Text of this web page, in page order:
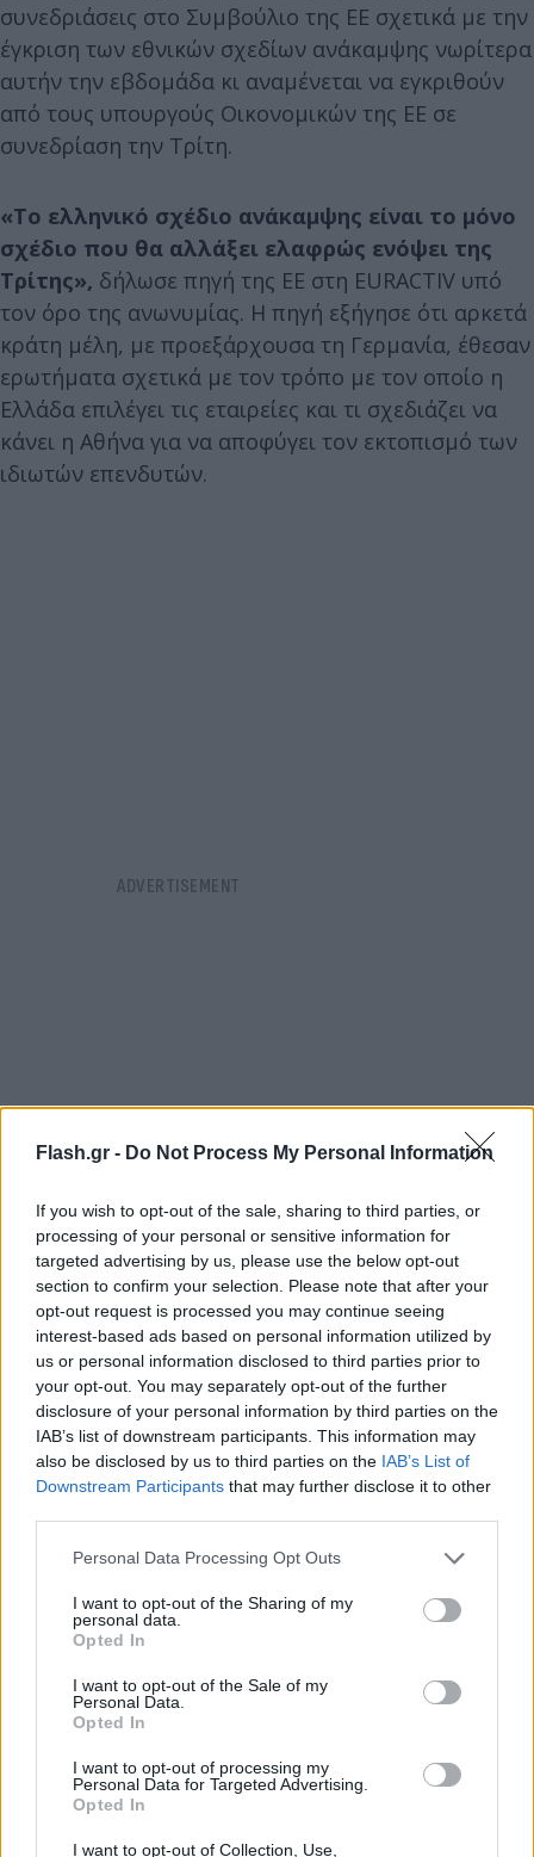
Flash.gr - Do Not Process My Personal Information
If you wish to opt-out of the sale, sharing to third parties, or
processing of your personal or sensitive information for
targeted advertising by us, please use the below opt-out
section to confirm your selection. Please note that after your
opt-out request is processed you may continue seeing
interest-based ads based on personal information utilized by
us or personal information disclosed to third parties prior to
your opt-out. You may separately opt-out of the further
disclosure of your personal information by third parties on the
IAB’s list of downstream participants. This information may
also be disclosed by us to third parties on the IAB’s List of
Downstream Participants that may further disclose it to other
Please note that this website/app uses one or more Google
not limited to your visit or usage behaviour. You may click to
grant or deny consent to Google and its third-party tags to
use your data for below specified purposes in below Google
consent section.
Personal Data Processing Opt Outs
I want to opt-out of the Sharing of my
personal data.
Opted In
I want to opt-out of the Sale of my
Personal Data.
Opted In
I want to opt-out of processing my
Personal Data for Targeted Advertising.
Opted In
I want to opt-out of Collection, Use,
συνεδριάσεις στο Συμβούλιο της ΕΕ σχετικά με την
έγκριση των εθνικών σχεδίων ανάκαμψης νωρίτερα
αυτήν την εβδομάδα κι αναμένεται να εγκριθούν
από τους υπουργούς Οικονομικών της ΕΕ σε
συνεδρίαση την Τρίτη.
«Το ελληνικό σχέδιο ανάκαμψης είναι το μόνο
σχέδιο που θα αλλάξει ελαφρώς ενόψει της
Τρίτης», δήλωσε πηγή της ΕΕ στη EURACTIV υπό
τον όρο της ανωνυμίας. Η πηγή εξήγησε ότι αρκετά
κράτη μέλη, με προεξάρχουσα τη Γερμανία, έθεσαν
ερωτήματα σχετικά με τον τρόπο με τον οποίο η
Ελλάδα επιλέγει τις εταιρείες και τι σχεδιάζει να
κάνει η Αθήνα για να αποφύγει τον εκτοπισμό των
ιδιωτών επενδυτών.
https://twitter.com/EURACTIV/status/
i-ee-zita-diefkriniseis-apo-tin-elliniki-kyvernisi-gia-
to-sxedio-anakampsis
επιχορηγήσεις και 12,7 δισ. ευρώ σε δάνεια
πλαίσιο του Μηχανισμού Ανάκαμψης και
Ανθεκτικότητας (RRF), του ταμείου της ΕΕ για την
Η πηγή ανέφερε ότι η ανησυχία είναι ότι το
ελληνικό κράτος θα δώσει προτεραιότητα σε
«ασφαλείς» επενδύσεις – οι οποίες ούτως ή άλλως